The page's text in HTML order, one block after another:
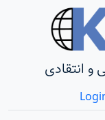
و انتقادی